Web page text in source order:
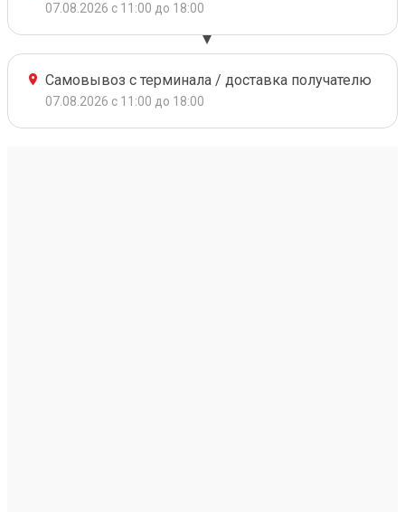
07.08.2026 с 11:00 до 18:00
Самовывоз с терминала / доставка получателю
07.08.2026 с 11:00 до 18:00